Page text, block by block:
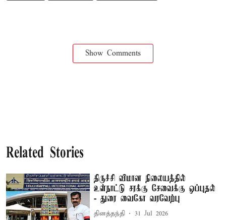
Show Comments
Related Stories
திருச்சி விமான நிலையத்தில்
உள்நாட்டு சரக்கு சேவைக்கு ஒப்புதல்
- துரை வைகோ வரவேற்பு
தினத்தந்தி 31 Jul 2026